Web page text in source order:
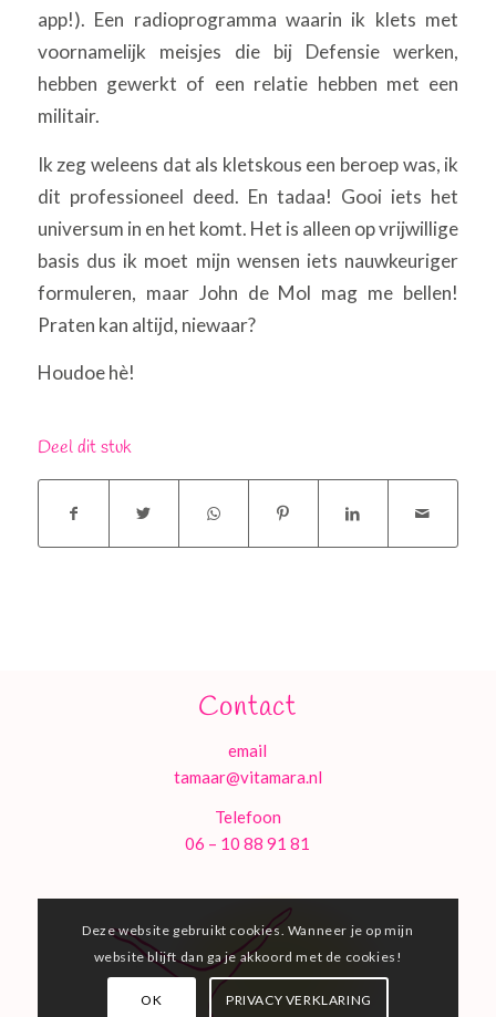
app!). Een radioprogramma waarin ik klets met
voornamelijk meisjes die bij Defensie werken,
hebben gewerkt of een relatie hebben met een
militair.
Ik zeg weleens dat als kletskous een beroep was, ik
dit professioneel deed. En tadaa! Gooi iets het
universum in en het komt. Het is alleen op vrijwillige
basis dus ik moet mijn wensen iets nauwkeuriger
formuleren, maar John de Mol mag me bellen!
Praten kan altijd, niewaar?
Houdoe hè!
Deel dit stuk
Contact
email
tamaar@vitamara.nl
Telefoon
06 – 10 88 91 81
Deze website gebruikt cookies. Wanneer je op mijn
website blijft dan ga je akkoord met de cookies!
OK PRIVACY VERKLARING